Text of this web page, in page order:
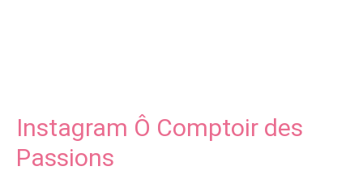
Instagram Ô Comptoir des
Passions